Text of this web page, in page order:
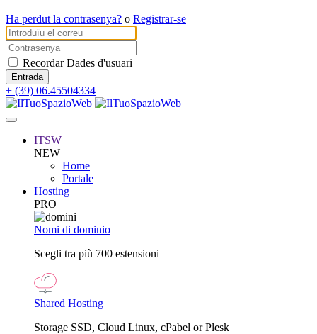
Ha perdut la contrasenya? o Registrar-se
Recordar Dades d'usuari
+ (39) 06.45504334
ITSW
NEW
Home
Portale
Hosting
PRO
Nomi di dominio
Scegli tra più 700 estensioni
Shared Hosting
Storage SSD, Cloud Linux, cPabel or Plesk